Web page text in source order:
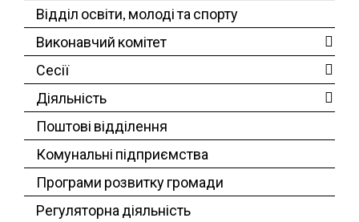
Відділ освіти, молоді та спорту
Виконавчий комітет
Сесії
Діяльність
Поштові відділення
Комунальні підприємства
Програми розвитку громади
Регуляторна діяльність